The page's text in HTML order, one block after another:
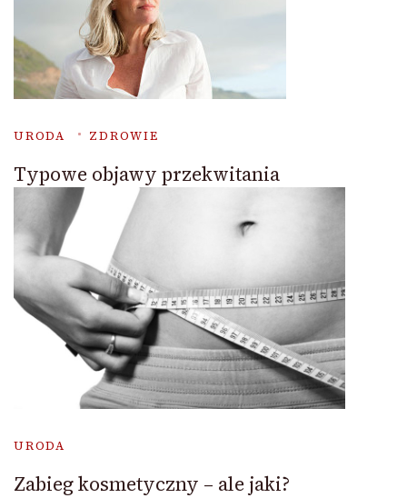
URODA ZDROWIE
Typowe objawy przekwitania
URODA
Zabieg kosmetyczny – ale jaki?